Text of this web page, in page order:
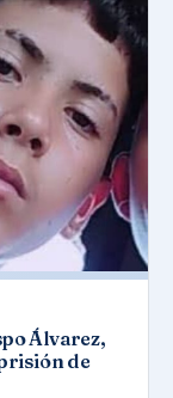
Álvarez,
de